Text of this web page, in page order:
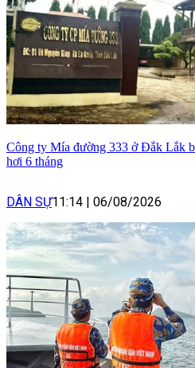
Công ty Mía đường 333 ở Đắk Lắk
hơi 6 tháng
DÂN SỰ11:14 06/08/2026